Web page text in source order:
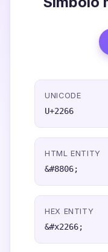
UNICODE
U+2266
HTML ENTITY
&#8806;
HEX ENTITY
&#x2266;